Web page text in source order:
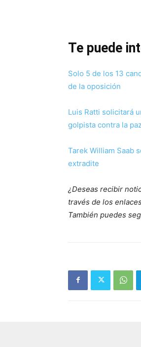
Te puede
Solo 5 de los 13
de la oposición
Luis Ratti solicitará
golpista contra la
Tarek William Saab
extradite
¿Deseas recibir
través de los
También puedes